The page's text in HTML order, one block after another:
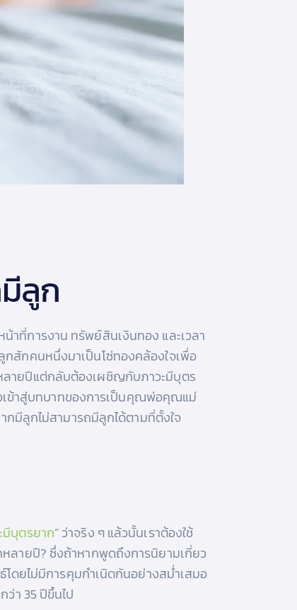
ลูก
าที่การงาน ทรัพย์สินเงินทอง และเวลา
สักคนหนึ่งมาเป็นโซ่ทองคล้องใจเพื่อ
ลายปีแต่กลับต้องเผชิญกับภาวะมีบุตร
เข้าสู่บทบาทของการเป็นคุณพ่อคุณแม่
กมีลูกไม่สามารถมีลูกได้ตามที่ตั้งใจ
มีบุตรยาก” ว่าจริง ๆ แล้วนั้นเราต้องใช้
ลายปี? ซึ่งถ้าหากพูดถึงการนิยามเกี่ยว
ดยไม่มีการคุมกำเนิดกันอย่างสม่ำเสมอ
า 35 ปีขึ้นไป